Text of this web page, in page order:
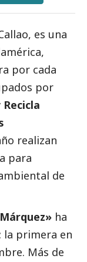
es una
por cada
por
Recicla
realizan
para
de
ha
la primera en
Más de